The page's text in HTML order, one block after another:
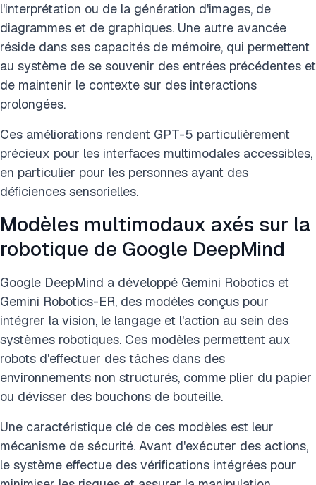
l'interprétation ou de la génération d'images, de
diagrammes et de graphiques. Une autre avancée
réside dans ses capacités de mémoire, qui permettent
au système de se souvenir des entrées précédentes et
de maintenir le contexte sur des interactions
prolongées.
Ces améliorations rendent GPT-5 particulièrement
précieux pour les interfaces multimodales accessibles,
en particulier pour les personnes ayant des
déficiences sensorielles.
Modèles multimodaux axés sur la
robotique de Google DeepMind
Google DeepMind a développé Gemini Robotics et
Gemini Robotics-ER, des modèles conçus pour
intégrer la vision, le langage et l'action au sein des
systèmes robotiques. Ces modèles permettent aux
robots d'effectuer des tâches dans des
environnements non structurés, comme plier du papier
ou dévisser des bouchons de bouteille.
Une caractéristique clé de ces modèles est leur
mécanisme de sécurité. Avant d'exécuter des actions,
le système effectue des vérifications intégrées pour